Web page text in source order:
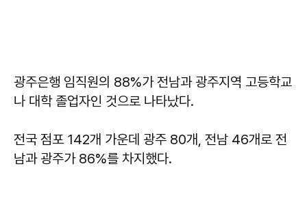
광주은행 임직원의 88%가 전남과 광주지역 고등학교
나 대학 졸업자인 것으로 나타났다.
전국 점포 142개 가운데 광주 80개, 전남 46개로 전
남과 광주가 86%를 차지했다.